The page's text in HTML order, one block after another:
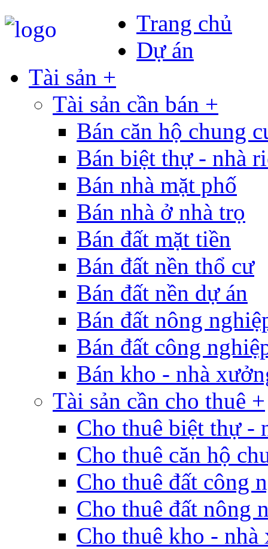
Trang chủ
Dự án
Tài sản +
Tài sản cần bán +
Bán căn hộ chung
Bán biệt thự - nhà
Bán nhà mặt phố
Bán nhà ở nhà trọ
Bán đất mặt tiền
Bán đất nền thổ cư
Bán đất nền dự án
Bán đất nông
Bán đất công
Bán kho - nhà
Tài sản cần cho thuê +
Cho thuê biệt thự -
Cho thuê căn hộ
Cho thuê đất công
Cho thuê đất nông
Cho thuê kho - nhà